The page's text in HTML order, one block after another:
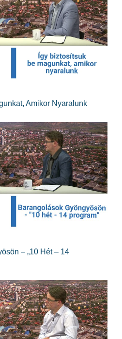
Amikor Nyaralunk
– „10 Hét – 14